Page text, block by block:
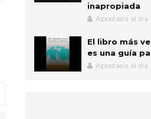
inapropiada
Apostasia al dia
El libro más
es una guía
Apostasia al dia